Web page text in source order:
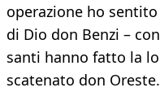
operazione ho
di Dio don Benzi –
santi hanno fatto la
scatenato don